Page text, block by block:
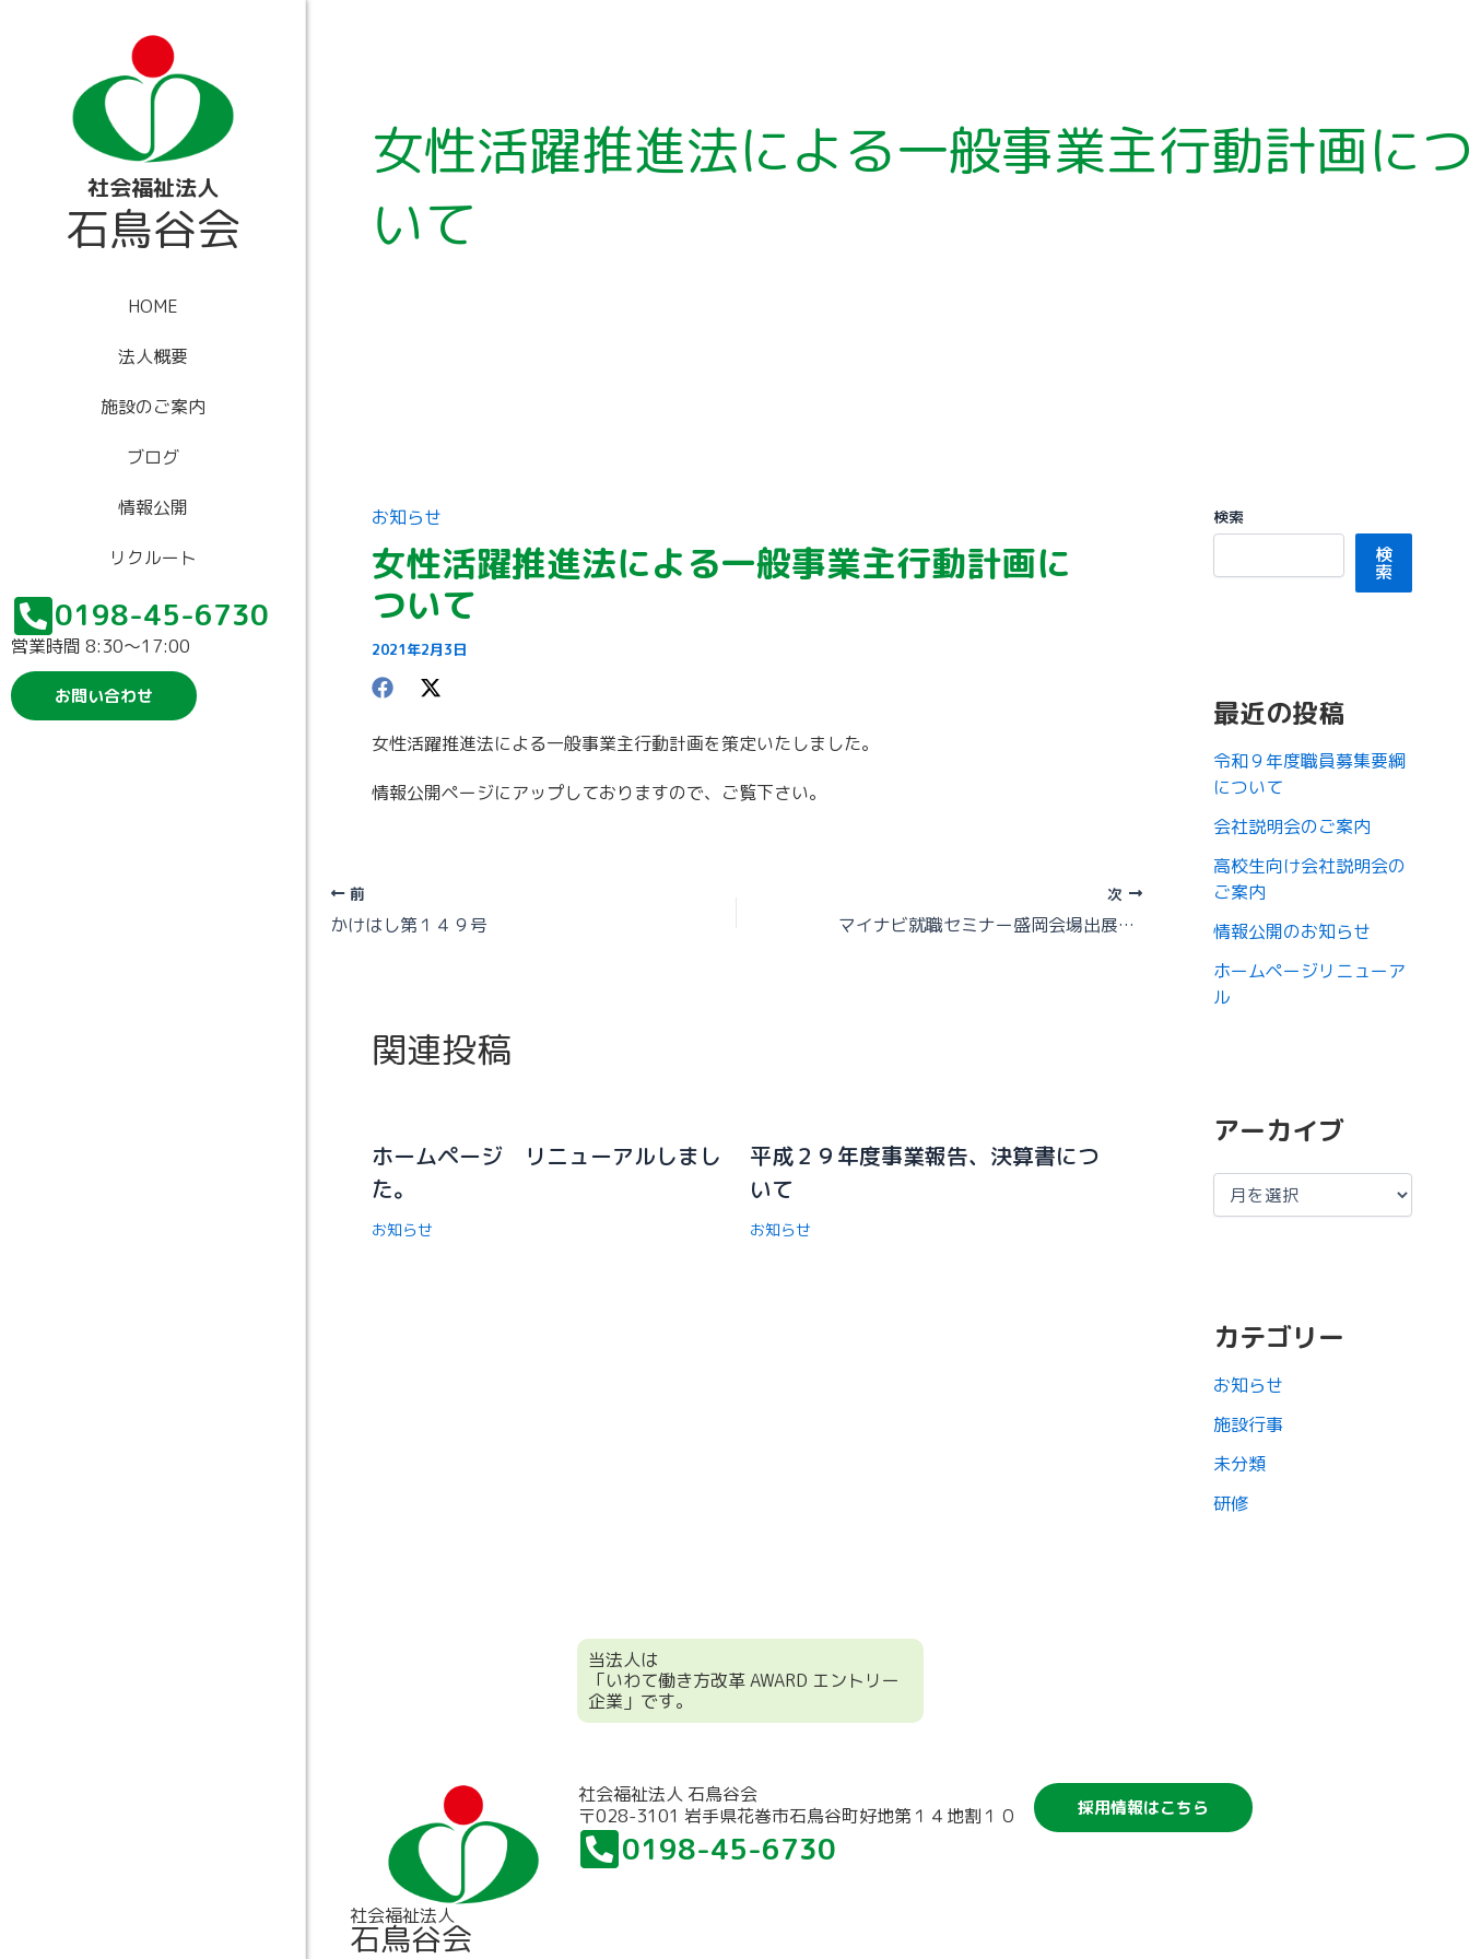
社会福祉法人
石鳥谷会
HOME
法人概要
施設のご案内
ブログ
情報公開
リクルート
0198-45-6730
営業時間 8:30〜17:00
お問い合わせ
女性活躍推進法による一般事業主行動計画に
いて
お知らせ
女性活躍推進法による一般事業主行動計画に
ついて
2021年2月3日
女性活躍推進法による一般事業主行動計画を策定いたしました。
情報公開ページにアップしておりますので、ご覧下さい。
前
かけはし第１４９号
次
マイナビ就職セミナー盛岡会場出展のお知らせ
関連投稿
ホームページ リニューアルしまし
た。
お知らせ
平成２９年度事業報告、決算書につ
いて
お知らせ
検索
検
索
最近の投稿
令和９年度職員募集要綱
について
会社説明会のご案内
高校生向け会社説明会の
ご案内
情報公開のお知らせ
ホームページリニューア
ル
アーカイブ
カテゴリー
お知らせ
施設行事
未分類
研修
当法人は
「いわて働き方改革 AWARD エントリー
企業」です。
社会福祉法人
石鳥谷会
社会福祉法人 石鳥谷会
〒028-3101 岩手県花巻市石鳥谷町好地第１４地割１０
0198-45-6730
採用情報はこちら